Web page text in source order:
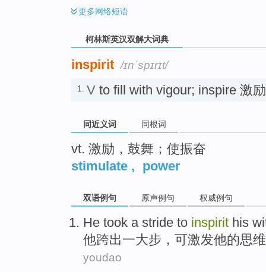
更多网络短语
柯林斯英汉双解大词典
inspirit /ɪnˈspɪrɪt/
1. V to fill with vigour; inspire 激
同近义词 同根词
vt. 激励，鼓舞；使振奋
stimulate , power
双语例句 原声例句 权威例句
He took a stride to inspirit his
他跨出一大步 ， 可激发他的思
youdao